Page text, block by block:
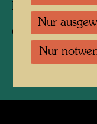
Fotograf:Bernd
Copyright:
Nur
Nur